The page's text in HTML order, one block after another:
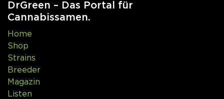
DrGreen – Das Portal für
Cannabissamen.
Home
Shop
Strains
Breeder
Magazin
Listen